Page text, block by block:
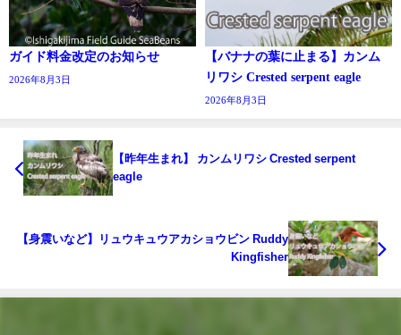
ガイド料金改定のお知らせ
2026年8月3日
【バナナの葉に止まる】カンム
リワシ Crested serpent eagle
2026年8月3日
【昨年生まれ】 カンムリワシ Crested serpent
eagle
【身震いなど】リュウキュウアカショウビン Ruddy
Kingfisher